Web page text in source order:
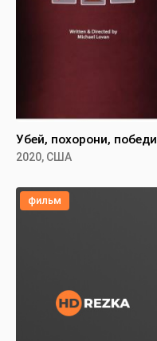
Убей, похорони, победи
2020, США
фильм